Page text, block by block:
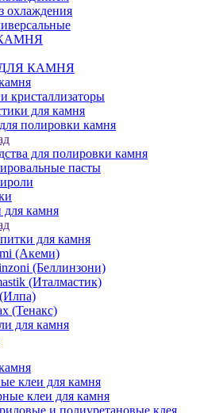
КАМНЯ
кристаллизаторы
для камня
полировки камня
для полировки камня
пасты
камня
для камня
(Акеми)
(Беллинзони)
(Италмастик)
(Тенакс)
для камня
клеи для камня
клеи для камня
и полиуретановые клея